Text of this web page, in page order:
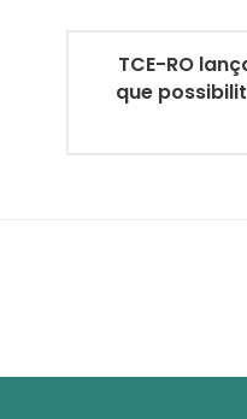
TCE-RO
que